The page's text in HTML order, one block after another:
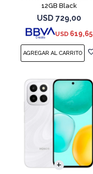
12GB Black
USD 729,00
USD 619,65
COMPARAR